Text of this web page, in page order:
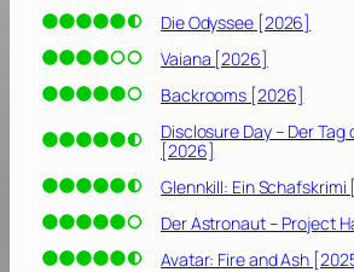
Die Odyssee [2026]
Vaiana [2026]
Backrooms [2026]
Disclosure Day – Der Tag
[2026]
Glennkill: Ein
Der Astronaut – Project
Avatar: Fire and Ash